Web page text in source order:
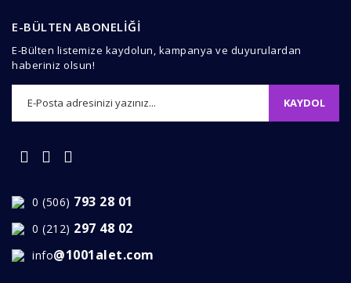
E-BÜLTEN ABONELİĞİ
E-Bülten listemize kaydolun, kampanya ve duyurulardan
haberiniz olsun!
KAYDOL
0 (506) 793 28 01
0 (212) 297 48 02
info@1001alet.com